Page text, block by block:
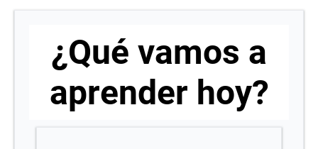
¿Qué vamos a
aprender hoy?